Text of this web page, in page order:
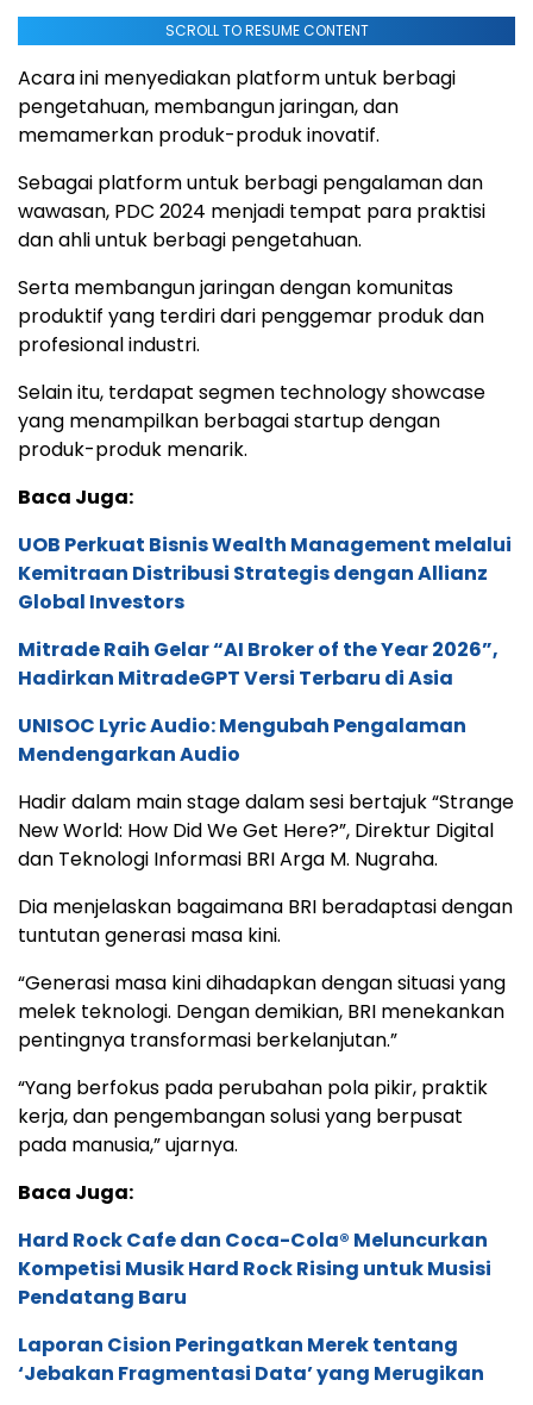
SCROLL TO RESUME CONTENT
Acara ini menyediakan platform untuk berbagi
pengetahuan, membangun jaringan, dan
memamerkan produk-produk inovatif.
Sebagai platform untuk berbagi pengalaman dan
wawasan, PDC 2024 menjadi tempat para praktisi
dan ahli untuk berbagi pengetahuan.
Serta membangun jaringan dengan komunitas
produktif yang terdiri dari penggemar produk dan
profesional industri.
Selain itu, terdapat segmen technology showcase
yang menampilkan berbagai startup dengan
produk-produk menarik.
Baca Juga:
UOB Perkuat Bisnis Wealth Management melalui
Kemitraan Distribusi Strategis dengan Allianz
Global Investors
Mitrade Raih Gelar “AI Broker of the Year 2026”,
Hadirkan MitradeGPT Versi Terbaru di Asia
UNISOC Lyric Audio: Mengubah Pengalaman
Mendengarkan Audio
Hadir dalam main stage dalam sesi bertajuk “Strange
New World: How Did We Get Here?”, Direktur Digital
dan Teknologi Informasi BRI Arga M. Nugraha.
Dia menjelaskan bagaimana BRI beradaptasi dengan
tuntutan generasi masa kini.
“Generasi masa kini dihadapkan dengan situasi yang
melek teknologi. Dengan demikian, BRI menekankan
pentingnya transformasi berkelanjutan.”
“Yang berfokus pada perubahan pola pikir, praktik
kerja, dan pengembangan solusi yang berpusat
pada manusia,” ujarnya.
Baca Juga:
Hard Rock Cafe dan Coca-Cola® Meluncurkan
Kompetisi Musik Hard Rock Rising untuk Musisi
Pendatang Baru
Laporan Cision Peringatkan Merek tentang
‘Jebakan Fragmentasi Data’ yang Merugikan